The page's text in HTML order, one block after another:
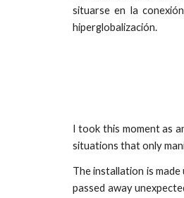
situarse en la
hiperglobalización.
I took this moment as
situations that only
The installation is
passed away